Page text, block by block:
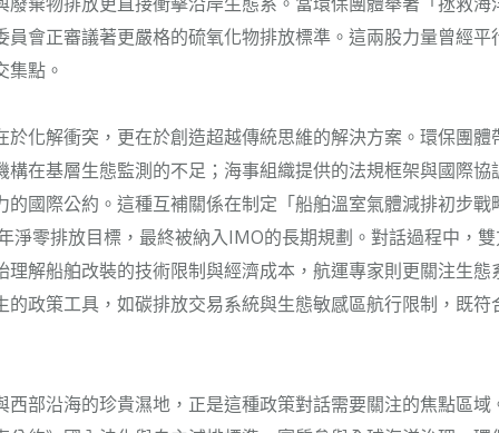
員會正審議著更嚴格的硫氧化物排放標準。這兩股力量曾經平
集點。
於化解衝突，更在於創造超越傳統思維的解決方案。環保團體
構在基層生態監測的不足；海事組織提供的法規框架與國際協
的國際公約。這種互補關係在制定「船舶溫室氣體減排初步戰
淨零排放目標，最終被納入IMO的長期規劃。對話過程中，
理解船舶改裝的技術限制與經濟成本，航運專家則更關注生態
的政策工具，如碳排放交易系統與生態敏感區航行限制，既符
西部沿海的珍貴濕地，正是這種政策對話需要關注的焦點區